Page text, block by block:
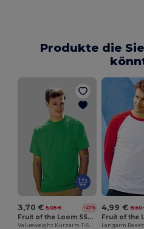
Produkte die
3,70 € 5,05 € -27%
Fruit of the Loom SS030
4,99 € 8,60
Langarm